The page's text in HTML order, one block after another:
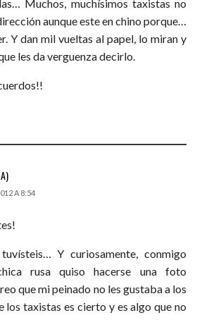
Muchos, muchísimos taxistas no
aunque este en chino porque…
Y dan mil vueltas al papel, lo miran y
les da verguenza decirlo.
A 8:54
Y curiosamente, conmigo
rusa quiso hacerse una foto
que mi peinado no les gustaba a los
los taxistas es cierto y es algo que no